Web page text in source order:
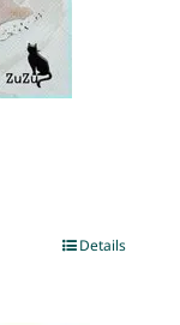
Details